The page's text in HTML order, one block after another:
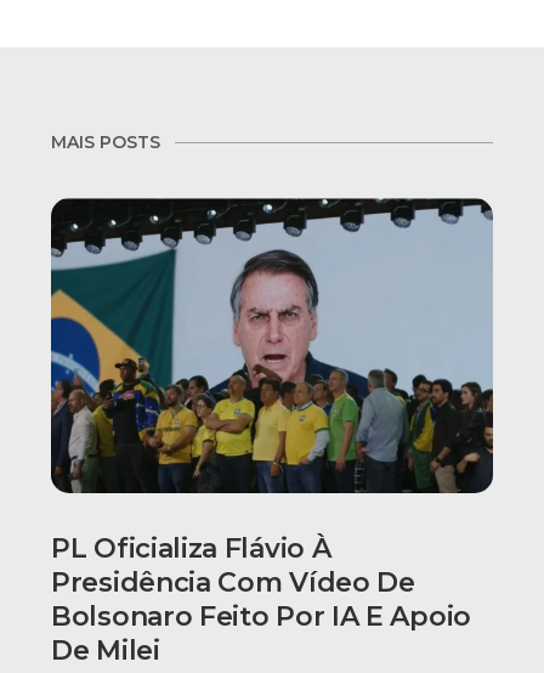
MAIS POSTS
PL Oficializa Flávio À
Presidência Com Vídeo De
Bolsonaro Feito Por IA E Apoio
De Milei